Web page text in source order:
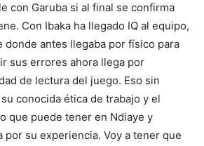
con Garuba si al final se confirma
Con Ibaka ha llegado IQ al equipo,
donde antes llegaba por físico para
sus errores ahora llega por
de lectura del juego. Eso sin
conocida ética de trabajo y el
que puede tener en Ndiaye y
por su experiencia. Voy a tener que